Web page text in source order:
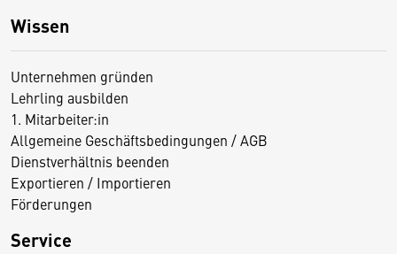
Wissen
Unternehmen gründen
Lehrling ausbilden
1. Mitarbeiter:in
Allgemeine Geschäftsbedingungen / AGB
Dienstverhältnis beenden
Exportieren / Importieren
Förderungen
Service